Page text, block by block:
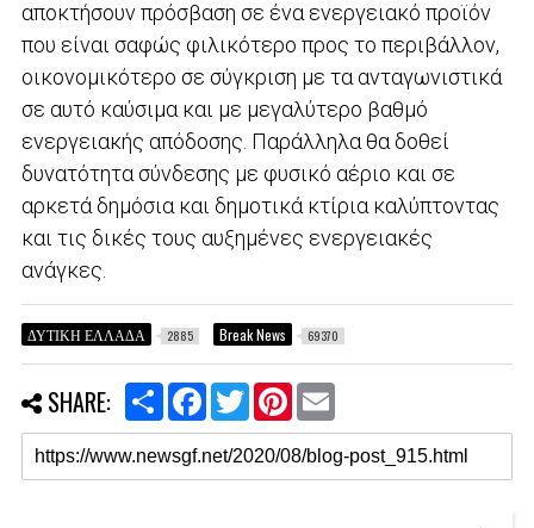
αποκτήσουν πρόσβαση σε ένα ενεργειακό προϊόν
που είναι σαφώς φιλικότερο προς το περιβάλλον,
οικονομικότερο σε σύγκριση με τα ανταγωνιστικά
σε αυτό καύσιμα και με μεγαλύτερο βαθμό
ενεργειακής απόδοσης. Παράλληλα θα δοθεί
δυνατότητα σύνδεσης με φυσικό αέριο και σε
αρκετά δημόσια και δημοτικά κτίρια καλύπτοντας
και τις δικές τους αυξημένες ενεργειακές
ανάγκες.
ΔΥΤΙΚΗ ΕΛΛΑΔΑ 2885 Break News 69370
SHARE:
S
a
r
e
F
c
e
b
o
T
i
t
t
e
P
n
t
e
r
E
a
i
l